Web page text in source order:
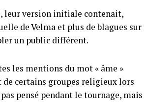
leur version initiale contenait,
de Velma et plus de blagues sur
un public différent.
les mentions du mot « âme »
de certains groupes religieux lors
pensé pendant le tournage, mais